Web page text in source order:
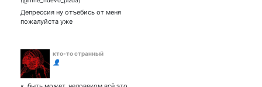
Депрессия ну отъебись от меня
пожалуйста уже
кто-то странный
👤